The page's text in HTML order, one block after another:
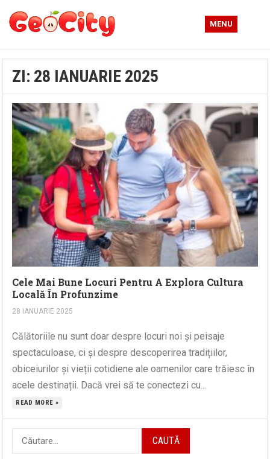
MENU
ZI: 28 IANUARIE 2025
Cele Mai Bune Locuri Pentru A Explora Cultura
Locală În Profunzime
28 IANUARIE 2025
Călătoriile nu sunt doar despre locuri noi și peisaje
spectaculoase, ci și despre descoperirea tradițiilor,
obiceiurilor și vieții cotidiene ale oamenilor care trăiesc în
acele destinații. Dacă vrei să te conectezi cu...
READ MORE »
Caută
după: